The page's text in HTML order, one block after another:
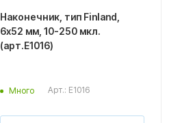
Наконечник, тип Finland,
6х52 мм, 10-250 мкл.
(арт.E1016)
Много Арт.: E1016